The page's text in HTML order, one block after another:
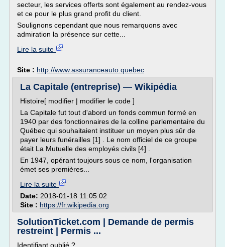
secteur, les services offerts sont également au rendez-vous
et ce pour le plus grand profit du client.
Soulignons cependant que nous remarquons avec
admiration la présence sur cette...
Lire la suite
Site : http://www.assuranceauto.quebec
La Capitale (entreprise) — Wikipédia
Histoire[ modifier | modifier le code ]
La Capitale fut tout d'abord un fonds commun formé en
1940 par des fonctionnaires de la colline parlementaire du
Québec qui souhaitaient instituer un moyen plus sûr de
payer leurs funérailles [1] . Le nom officiel de ce groupe
était La Mutuelle des employés civils [4] .
En 1947, opérant toujours sous ce nom, l'organisation
émet ses premières...
Lire la suite
Date: 2018-01-18 11:05:02
Site : https://fr.wikipedia.org
SolutionTicket.com | Demande de permis
restreint | Permis ...
Identifiant oublié ?